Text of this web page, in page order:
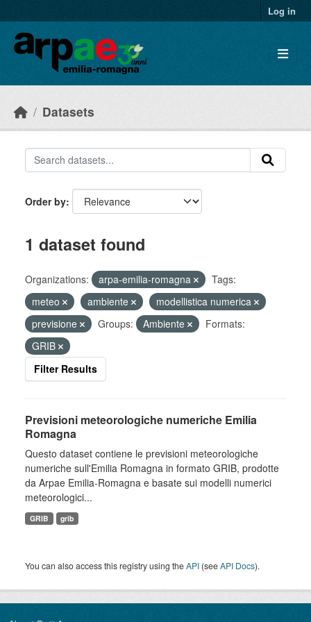
Log in
Datasets
Order by
1 dataset found
Organizations: arpa-emilia-romagna
Tags:
meteo
ambiente
modellistica numerica
previsione
Groups: Ambiente
Formats:
GRIB
Filter Results
Previsioni meteorologiche numeriche Emilia
Romagna
Questo dataset contiene le previsioni meteorologiche
numeriche sull'Emilia Romagna in formato GRIB, prodotte
da Arpae Emilia-Romagna e basate sui modelli numerici
meteorologici...
GRIB grib
You can also access this registry using theAPI (seeAPI Docs).